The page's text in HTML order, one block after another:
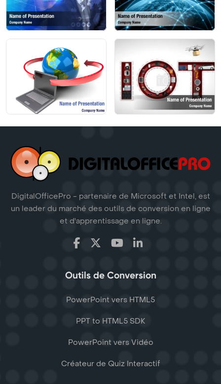
DigitalOfficePro - partenaire de Microsoft et Intel, est
un leader du marché des outils de conversion en ligne
et d'apprentissage en ligne.
Outils de Conversion
PowerPoint vers HTML5
PPT to HTML5 SDK
PowerPoint vers Vidéo
Créateur de Quiz Interactif